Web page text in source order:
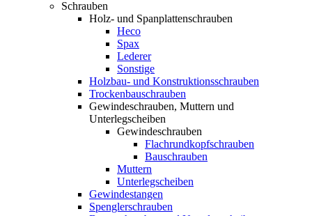
Schrauben
Holz- und Spanplattenschrauben
Heco
Spax
Lederer
Sonstige
Holzbau- und Konstruktionsschrauben
Trockenbauschrauben
Gewindeschrauben, Muttern und
Unterlegscheiben
Gewindeschrauben
Flachrundkopfschrauben
Bauschrauben
Muttern
Unterlegscheiben
Gewindestangen
Spenglerschrauben